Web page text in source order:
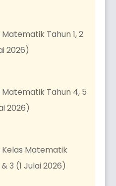
Tahun 1, 2
2026)
Tahun 4, 5
2026)
Kelas Matematik
& 3 (1 Julai 2026)